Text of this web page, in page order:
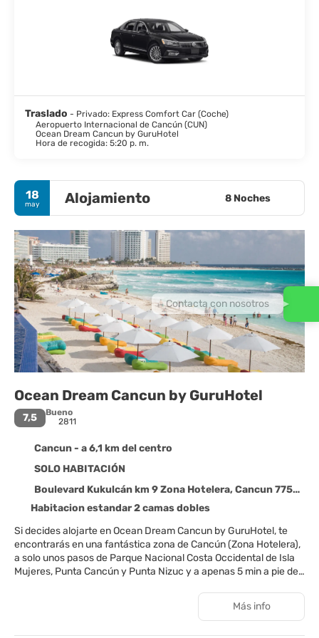
Traslado - Privado: Express Comfort Car (Coche)
Aeropuerto Internacional de Cancún (CUN)
Ocean Dream Cancun by GuruHotel
Hora de recogida: 5:20 p. m.
18
may Alojamiento 8 Noches
Ocean Dream Cancun by GuruHotel
7,5
Bueno
2811
Cancun - a 6,1 km del centro
SOLO HABITACIÓN
Boulevard Kukulcán km 9 Zona Hotelera, Cancun 77500
Habitacion estandar 2 camas dobles
Si decides alojarte en Ocean Dream Cancun by GuruHotel, te
encontrarás en una fantástica zona de Cancún (Zona Hotelera),
a solo unos pasos de Parque Nacional Costa Occidental de Isla
Mujeres, Punta Cancún y Punta Nizuc y a apenas 5 min a pie de
0,6 km de Centro de Convenciones de Cancún y a 0,9 km de
Más info
Contacta con nosotros